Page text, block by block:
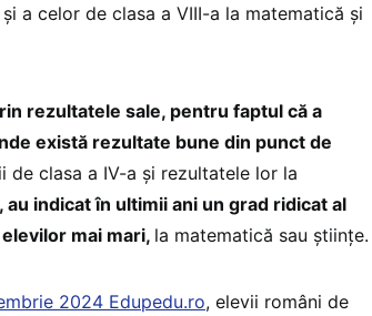
a celor de clasa a VIII-a la matematică și
rezultatele sale, pentru faptul că a
există rezultate bune din punct de
de clasa a IV-a și rezultatele lor la
, au indicat în ultimii ani un grad ridicat al
mai mari, la matematică sau științe.
2024 Edupedu.ro, elevii români de